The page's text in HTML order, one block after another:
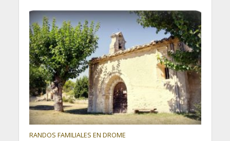
RANDOS FAMILIALES EN DROME